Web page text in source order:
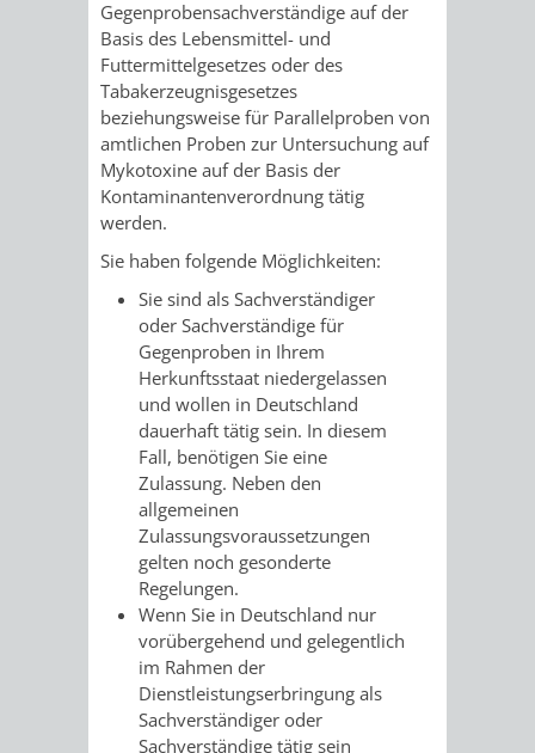
HILFE
MENSCHEN
MIT
BEHINDERUNG
MENSCHEN
MIT
DEMENZ
FLÜCHTLINGE
BAUHERRENBERATUNG
GRUNDSTÜCKSWERTERMITTLUNG
DENKMALSCHUTZ
AUFGABEN
DER
UNTEREN
DENKMALSCHUTZBEHÖRDE
STEUERVORTEILE
SATZUNGEN
IM
BEREICH
DENKMALSCHUTZ
GENEHMIGUNGSVERFAHREN
TAG
VERKAUF
STÄDTISCHER
BAUPLÄTZE
VERKAUF
STÄDTISCHER
HÄUSER
/
LIEGENSCHAFTEN
BERATUNGSERGEBNISSE
TAGESORDNUNG
/
SITZUNGSUNTERLAGEN
UMLEGUNGSAUSSCHUSS
BERATENDE
/
DEZERNATE
Gegenprobensachverständige auf der
Basis des Lebensmittel- und
Futtermittelgesetzes oder des
Tabakerzeugnisgesetzes
beziehungsweise für Parallelproben von
amtlichen Proben zur Untersuchung auf
Mykotoxine auf der Basis der
Kontaminantenverordnung tätig
werden.
Sie haben folgende Möglichkeiten:
Sie sind als Sachverständiger
oder Sachverständige für
Gegenproben in Ihrem
Herkunftsstaat niedergelassen
und wollen in Deutschland
dauerhaft tätig sein. In diesem
Fall, benötigen Sie eine
Zulassung. Neben den
allgemeinen
Zulassungsvoraussetzungen
gelten noch gesonderte
Regelungen.
Wenn Sie in Deutschland nur
vorübergehend und gelegentlich
im Rahmen der
Dienstleistungserbringung als
Sachverständiger oder
Sachverständige tätig sein